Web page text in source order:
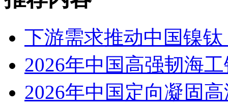
下游需求推动中国镍
2026年中国高强韧海
2026年中国定向凝固